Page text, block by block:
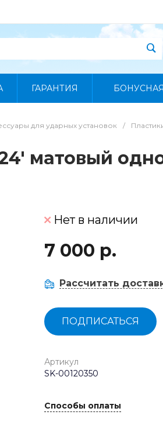
ГАРАНТИЯ
для ударных установок /
24' матовый
Нет в наличии
7 000 р.
Рассчитать
ПОДПИСАТЬСЯ
Артикул
SK-00120350
Способы оплаты